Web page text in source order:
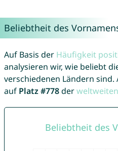
Beliebtheit des
Auf Basis der Häufigkeit
analysieren wir, wie beliebt
verschiedenen Ländern
auf Platz #778der